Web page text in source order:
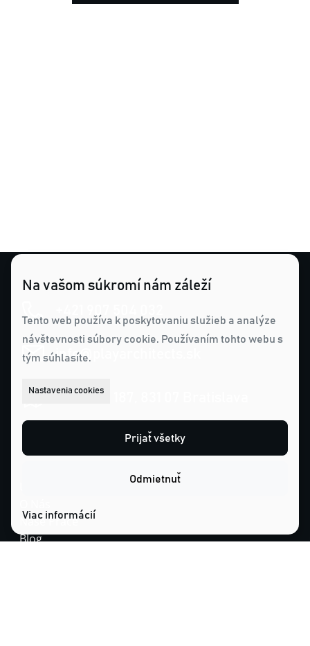
info@playarchitects.sk
Roľnícka 187, 831 07 Bratislava
Naše Práce
Blog
Na vašom súkromí nám záleží
Tento web používa k poskytovaniu služieb a analýze
návštevnosti súbory cookie. Používaním tohto webu s
tým súhlasíte.
Nastavenia cookies
Prijať všetky
Odmietnuť
Viac informácií